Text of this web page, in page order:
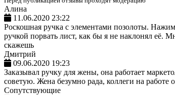
Алина
11.06.2020 23:22
Роскошная ручка с элементами позолоты.
ручкой порвать лист, как бы я не наклонял её.
скажешь
Дмитрий
09.06.2020 19:23
Заказывал ручку для жены, она работает
советую. Жена безумно рада, коллеги на работе
Сопутствующие